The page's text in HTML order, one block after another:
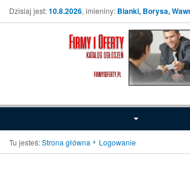
Dzisiaj jest:10.8.2026, imieniny: Bianki, Borysa,
Tu jesteś:Strona główna Logowanie